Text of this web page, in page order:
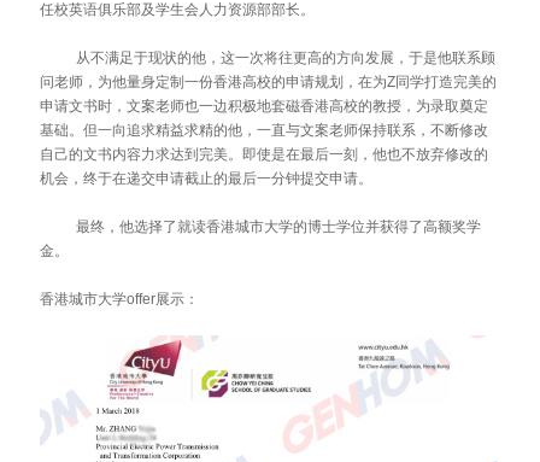
任校英语俱乐部及学生会人力资源部部长。
从不满足于现状的他，这一次将往更高的方向发展，于是他联系顾
问老师，为他量身定制一份香港高校的申请规划，在为Z同学打造完美的
申请文书时，文案老师也一边积极地套磁香港高校的教授，为录取奠定
基础。但一向追求精益求精的他，一直与文案老师保持联系，不断修改
自己的文书内容力求达到完美。即使是在最后一刻，他也不放弃修改的
机会，终于在递交申请截止的最后一分钟提交申请。
最终，他选择了就读香港城市大学的博士学位并获得了高额奖学
金。
香港城市大学offer展示：